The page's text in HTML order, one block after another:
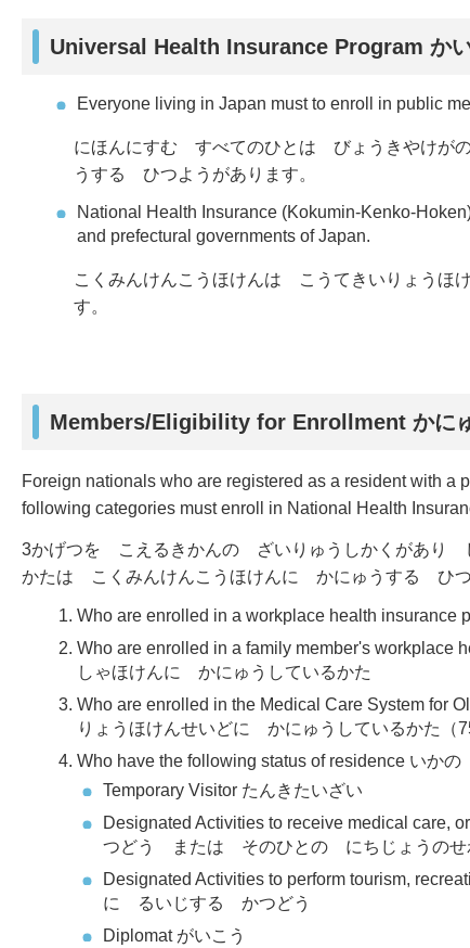
Universal Health Insurance Program か
Everyone living in Japan must to enroll in public
にほんにすむ すべてのひとは びょうきやけ
うする ひつようがあります。
National Health Insurance (Kokumin-Kenko-
and prefectural governments of Japan.
こくみんけんこうほけんは こうてきいりょう
す。
Members/Eligibility for Enrollment かに
Foreign nationals who are registered as a resident with a
following categories must enroll in National Health
3かげつを こえるきかんの ざいりゅうしかくがあ
かたは こくみんけんこうほけんに かにゅうする ひ
Who are enrolled in a workplace health
Who are enrolled in a family member's
しゃほけんに かにゅうしているかた
Who are enrolled in the Medical Care System for
りょうほけんせいどに かにゅうしているかた（
Who have the following status of residence いか
Temporary Visitor たんきたいざい
Designated Activities to receive medical care,
つどう または そのひとの にちじょうのせ
Designated Activities to perform tourism,
に るいじする かつどう
Diplomat がいこう